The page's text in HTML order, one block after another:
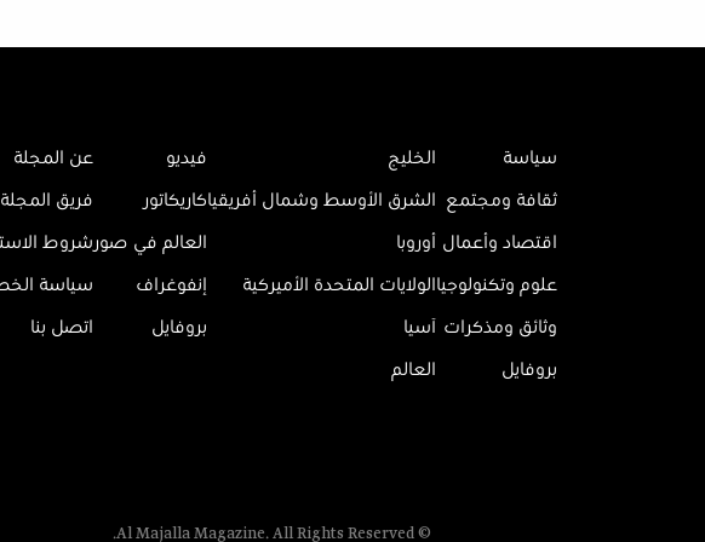
سياسة
ثقافة ومجتمع
اقتصاد وأعمال
علوم وتكنولوجيا
وثائق ومذكرات
بروفايل
الخليج
الشرق الأوسط وشمال أفريقيا
أوروبا
الولايات المتحدة الأميركية
آسيا
العالم
فيديو
كاريكاتور
العالم في صور
إنفوغراف
بروفايل
عن المجلة
فريق المجلة
شروط
سياسة
اتصل بنا
© Al Majalla Magazine. All Rights Reserved.